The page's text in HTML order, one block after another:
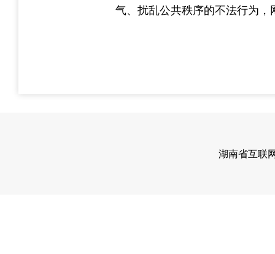
气、扰乱公共秩序的不法行为
湖南省互联